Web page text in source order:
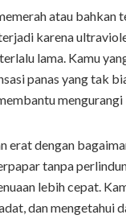
atau
karena
lama. Kamu
panas yang tak
dengan
tanpa
lebih cepat.
dan mengetahui